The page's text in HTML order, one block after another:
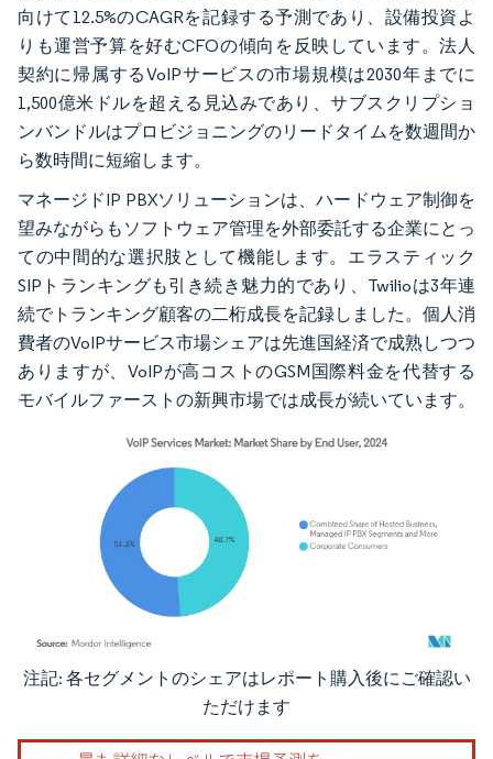
向けて12.5%のCAGRを記録する予測であり、設備投資よ
りも運営予算を好むCFOの傾向を反映しています。法人
契約に帰属するVoIPサービスの市場規模は2030年までに
1,500億米ドルを超える見込みであり、サブスクリプショ
ンバンドルはプロビジョニングのリードタイムを数週間か
ら数時間に短縮します。
マネージドIP PBXソリューションは、ハードウェア制御を
望みながらもソフトウェア管理を外部委託する企業にとっ
ての中間的な選択肢として機能します。エラスティック
SIPトランキングも引き続き魅力的であり、Twilioは3年連
続でトランキング顧客の二桁成長を記録しました。個人消
費者のVoIPサービス市場シェアは先進国経済で成熟しつつ
ありますが、VoIPが高コストのGSM国際料金を代替する
モバイルファーストの新興市場では成長が続いています。
画像 © Mordor Intelligence。再利用にはCC BY 4.0の表示が必要です。
注記: 各セグメントのシェアはレポート購入後にご確認い
ただけます